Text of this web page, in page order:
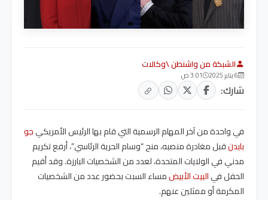
الشبكة من واشنطن \وكالات
6 يناير 2025 3:01 ص
شارك:
في واحدة من آخر المهام الرسمية التي قام بها الرئيس الأمريكيجو
بايدنقبل مغادرة منصبه، منح “وسام الحرية الرئاسي”، أرفع تكريم
مدني في الولايات المتحدة، لعدد من الشخصيات البارزة. وقد أقيم
الحفل فيالبيت الأبيضمساء السبت بحضور عدد من الشخصيات
المكرمة أو ممثلين عنهم.